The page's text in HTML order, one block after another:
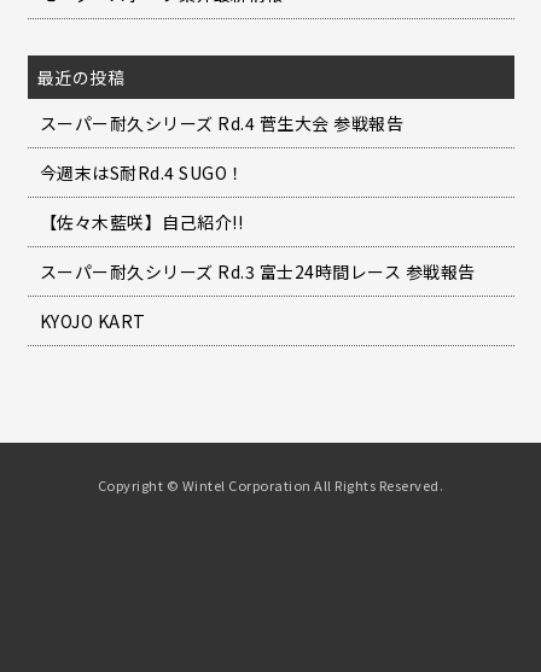
最近の投稿
スーパー耐久シリーズ Rd.4 菅生大会 参戦報告
今週末はS耐Rd.4 SUGO！
【佐々木藍咲】自己紹介!!
スーパー耐久シリーズ Rd.3 富士24時間レース 参戦報告
KYOJO KART
Copyright © Wintel Corporation All Rights Reserved.